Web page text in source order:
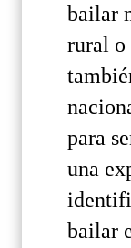
bailar
rural o
para
una
bailar